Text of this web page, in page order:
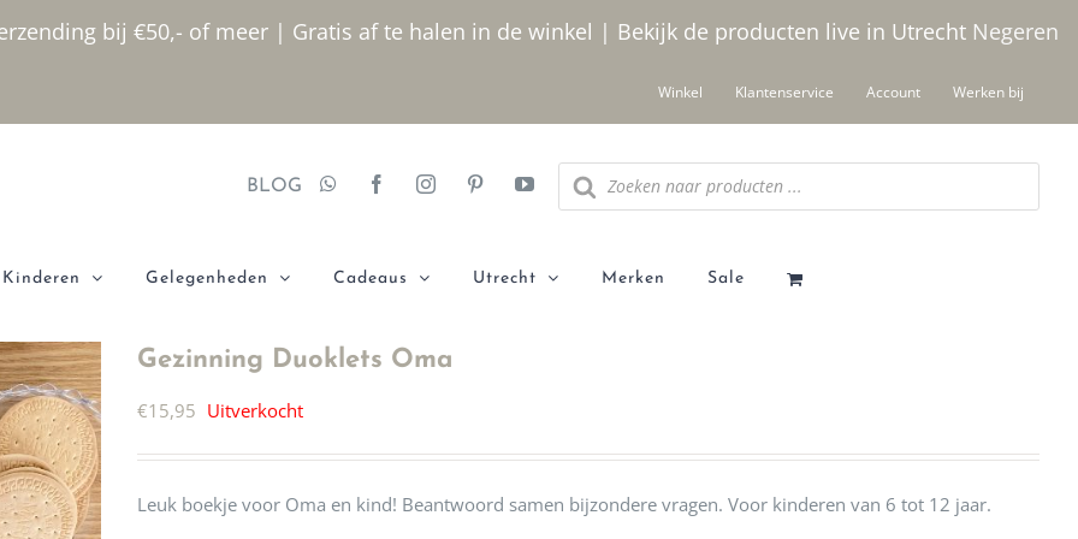
bij €50,- of meer | Gratis af te halen in de winkel | Bekijk de producten live in Utrecht Negeren
Winkel Klantenservice Account Werken bij
BLOG
Producten
zoeken
Kinderen Gelegenheden Cadeaus Utrecht Merken Sale
Gezinning Duoklets Oma
€15,95 Uitverkocht
Leuk boekje voor Oma en kind! Beantwoord samen bijzondere vragen. Voor kinderen van 6 tot 12 jaar.